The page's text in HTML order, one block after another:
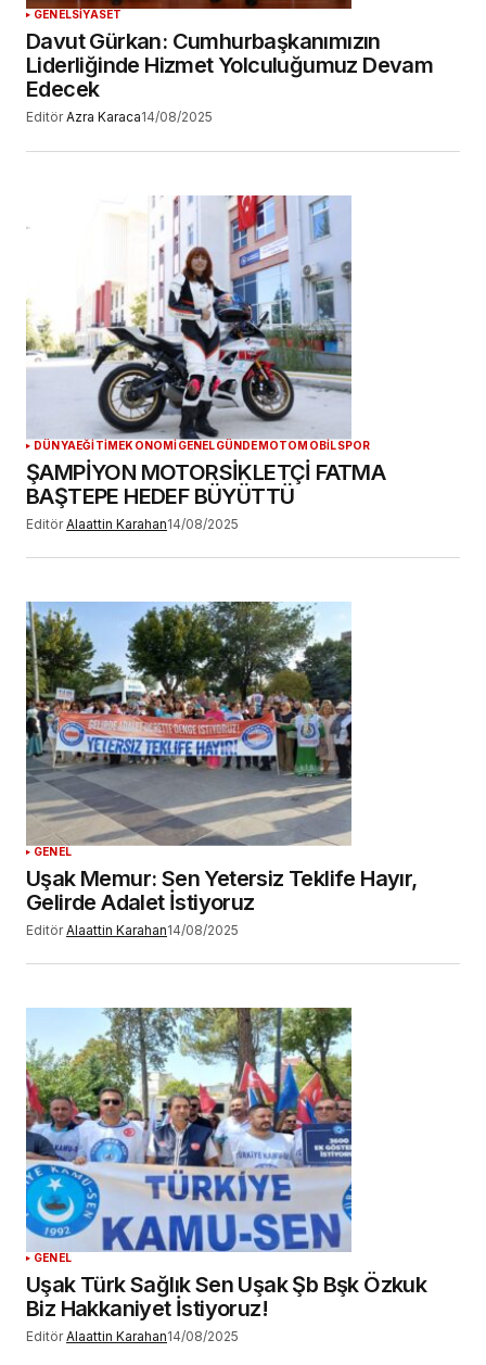
GENELSİYASET
Davut Gürkan: Cumhurbaşkanımızın
Liderliğinde Hizmet Yolculuğumuz Devam
Edecek
Editör Azra Karaca14/08/2025
DÜNYAEĞİTİMEKONOMİGENELGÜNDEMOTOMOBİLSPOR
ŞAMPİYON MOTORSİKLETÇİ FATMA
BAŞTEPE HEDEF BÜYÜTTÜ
Editör Alaattin Karahan14/08/2025
GENEL
Uşak Memur: Sen Yetersiz Teklife Hayır,
Gelirde Adalet İstiyoruz
Editör Alaattin Karahan14/08/2025
GENEL
Uşak Türk Sağlık Sen Uşak Şb Bşk Özkuk
Biz Hakkaniyet İstiyoruz!
Editör Alaattin Karahan14/08/2025